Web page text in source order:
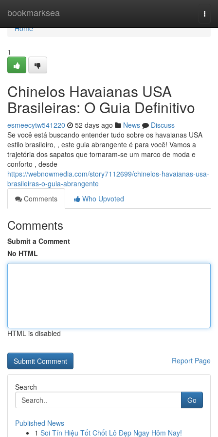
bookmarksea
Home
Home
1
Chinelos Havaianas USA
Brasileiras: O Guia Definitivo
esmeecytw541220 52 days ago News
Discuss
Se você está buscando entender tudo sobre os havaianas USA
estilo brasileiro, , este guia abrangente é para você! Vamos a
trajetória dos sapatos que tornaram-se um marco de moda e
conforto , desde
https://webnowmedia.com/story7112699/chinelos-havaianas-usa-
brasileiras-o-guia-abrangente
Comments
Who Upvoted
Comments
Submit a Comment
No HTML
HTML is disabled
Report Page
Search
Go
Published News
1 Soi Tín Hiệu Tốt Chốt Lô Đẹp Ngay Hôm Nay!